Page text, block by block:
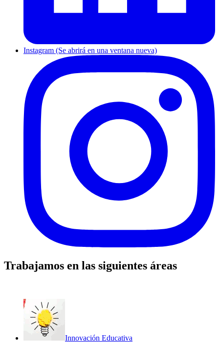
Instagram (Se abrirá en una ventana nueva)
Trabajamos en las siguientes áreas
Innovación Educativa